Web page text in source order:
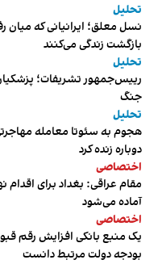
تحلیل
نسل معلق؛ ایرانیانی که میان
بازگشت زندگی می‌کنند
تحلیل
رییس‌جمهور تشریفات؛
جنگ
تحلیل
هجوم به سئوتا معامله مهاجرتی
دوباره زنده کرد
اختصاصی
مقام عراقی: بغداد برای
آماده می‌شود
اختصاصی
یک منبع بانکی افزایش رقم
بودجه دولت مرتبط دانست